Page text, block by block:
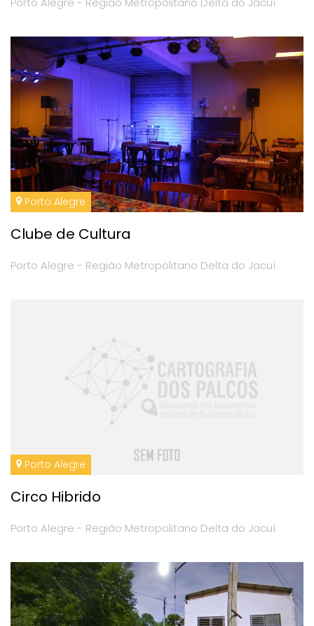
Porto Alegre
Clube de Cultura
Porto Alegre - Região Metropolitano Delta do Jacuí
Porto Alegre
Circo Hibrido
Porto Alegre - Região Metropolitano Delta do Jacuí